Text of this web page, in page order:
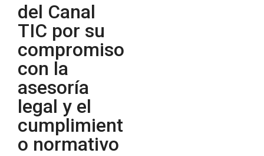
del Canal
TIC por su
compromiso
con la
asesoría
legal y el
cumplimient
o normativo